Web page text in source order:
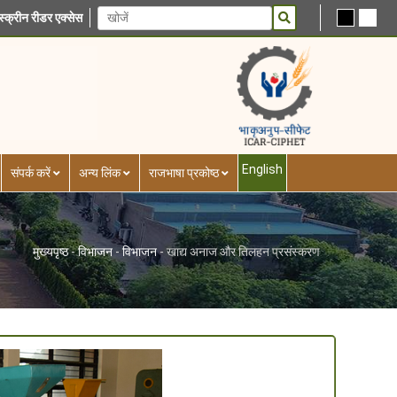
रीडर एक्सेस
संपर्क करें अन्य लिंक राजभाषा प्रकोष्ठ English
मुख्यपृष्ठ-विभाजन - विभाजन- खाद्य अनाज और तिलहन प्रसंस्करण